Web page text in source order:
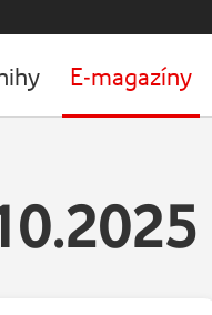
E-magazíny